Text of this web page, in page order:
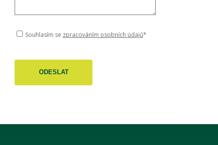
Souhlasím se zpracováním osobních údajů*